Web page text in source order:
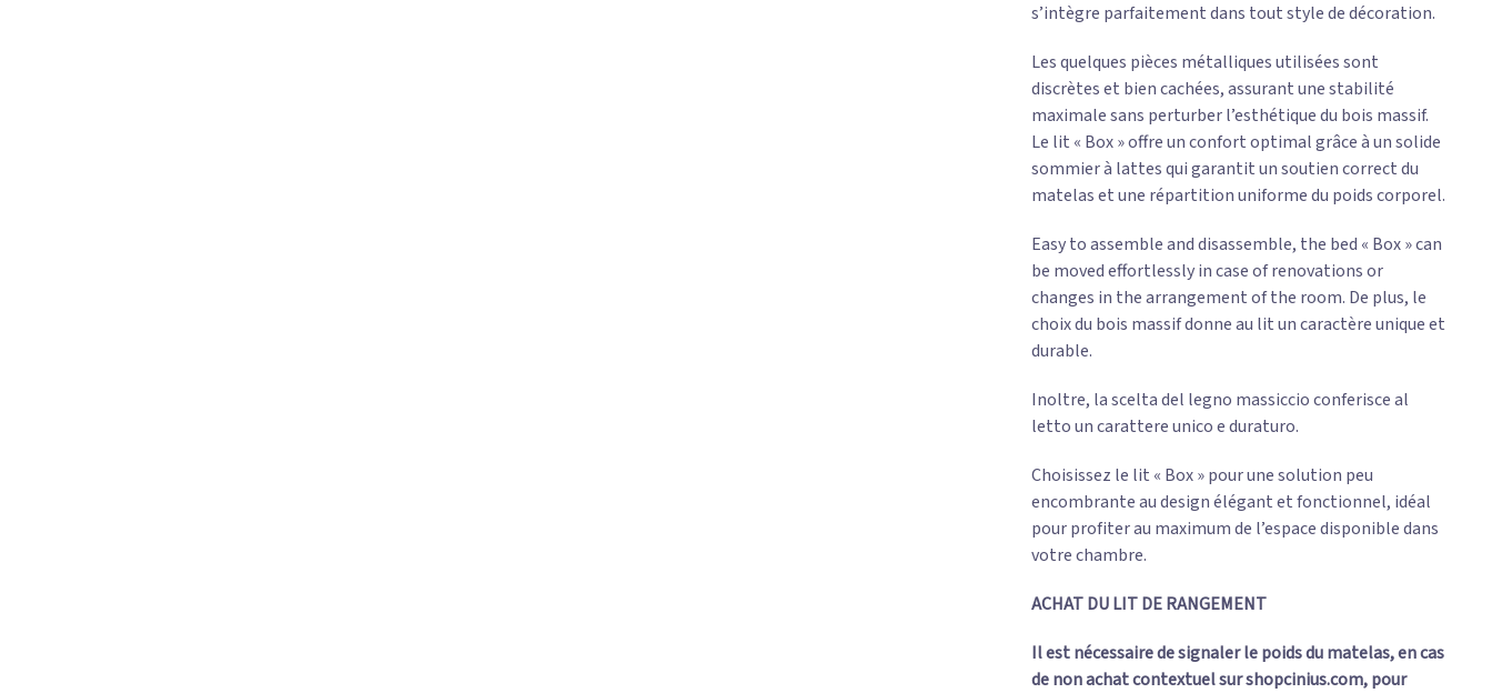
s’intègre parfaitement dans tout style de décoration.
Les quelques pièces métalliques utilisées sont
discrètes et bien cachées, assurant une stabilité
maximale sans perturber l’esthétique du bois massif.
Le lit « Box » offre un confort optimal grâce à un solide
sommier à lattes qui garantit un soutien correct du
matelas et une répartition uniforme du poids corporel.
Easy to assemble and disassemble, the bed « Box » can
be moved effortlessly in case of renovations or
changes in the arrangement of the room. De plus, le
choix du bois massif donne au lit un caractère unique et
durable.
Inoltre, la scelta del legno massiccio conferisce al
letto un carattere unico e duraturo.
Choisissez le lit « Box » pour une solution peu
encombrante au design élégant et fonctionnel, idéal
pour profiter au maximum de l’espace disponible dans
votre chambre.
ACHAT DU LIT DE RANGEMENT
Il est nécessaire de signaler le poids du matelas, en cas
de non achat contextuel sur shopcinius.com, pour